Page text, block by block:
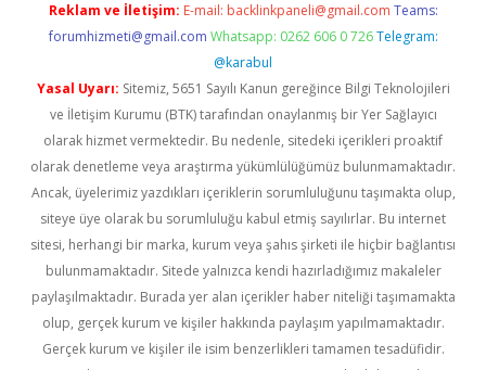
Reklam ve İletişim: E-mail: backlinkpaneli@gmail.com Teams:
forumhizmeti@gmail.com Whatsapp: 0262 606 0 726 Telegram:
@karabul
Yasal Uyarı: Sitemiz, 5651 Sayılı Kanun gereğince Bilgi Teknolojileri
ve İletişim Kurumu (BTK) tarafından onaylanmış bir Yer Sağlayıcı
olarak hizmet vermektedir. Bu nedenle, sitedeki içerikleri proaktif
olarak denetleme veya araştırma yükümlülüğümüz bulunmamaktadır.
Ancak, üyelerimiz yazdıkları içeriklerin sorumluluğunu taşımakta olup,
siteye üye olarak bu sorumluluğu kabul etmiş sayılırlar. Bu internet
sitesi, herhangi bir marka, kurum veya şahıs şirketi ile hiçbir bağlantısı
bulunmamaktadır. Sitede yalnızca kendi hazırladığımız makaleler
paylaşılmaktadır. Burada yer alan içerikler haber niteliği taşımamakta
olup, gerçek kurum ve kişiler hakkında paylaşım yapılmamaktadır.
Gerçek kurum ve kişiler ile isim benzerlikleri tamamen tesadüfidir.